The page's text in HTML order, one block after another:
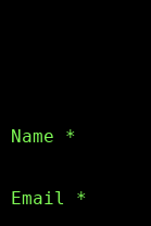
Name *
Email *